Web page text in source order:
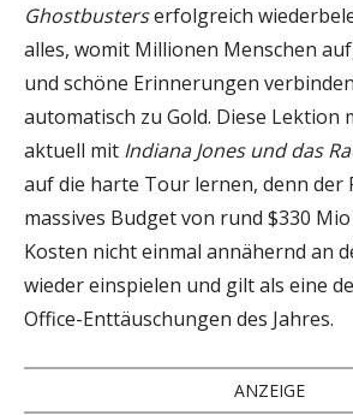
Ghostbusterserfolgreich
alles, womit Millionen Menschen
und schöne Erinnerungen
automatisch zu Gold. Diese Lektion
aktuell mit Indiana Jones und das
auf die harte Tour lernen, denn der
massives Budget von rund $330
Kosten nicht einmal annähernd an
wieder einspielen und gilt als eine
Office-Enttäuschungen des Jahres.
ANZEIGE